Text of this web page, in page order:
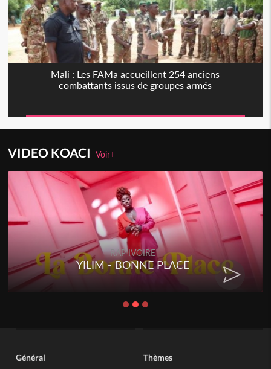
Mali : Les FAMa accueillent 254 anciens
combattants issus de groupes armés
VIDEO KOACIVoir+
RAP IVOIRE
YILIM - BONNE PLACE
Général Thèmes